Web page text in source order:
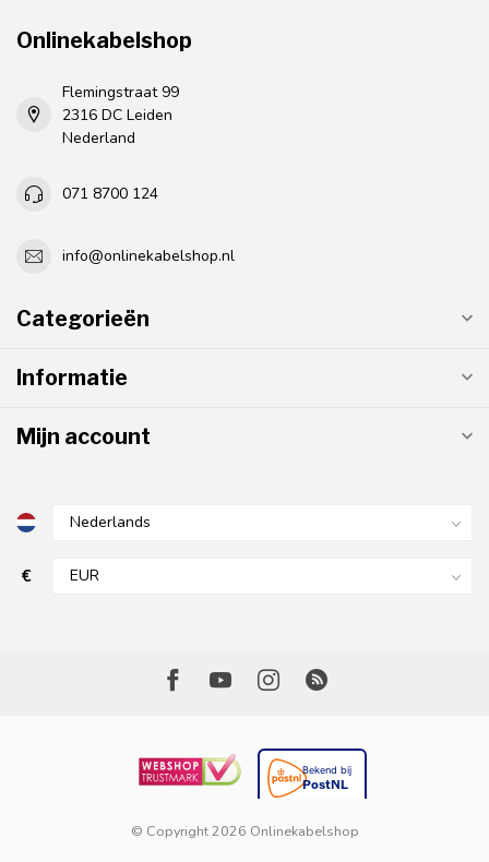
Onlinekabelshop
Flemingstraat 99
2316 DC Leiden
Nederland
071 8700 124
info@onlinekabelshop.nl
Categorieën
Informatie
Mijn account
€
© Copyright 2026 Onlinekabelshop